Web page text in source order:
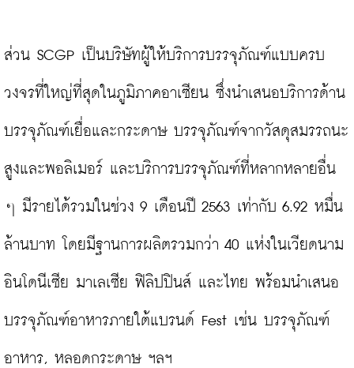
ส่วน SCGP เป็นบริษัทผู้ให้บริการบรรจุภัณฑ์แบบครบ
วงจรที่ใหญ่ที่สุดในภูมิภาคอาเซียน ซึ่งนำเสนอบริการด้าน
บรรจุภัณฑ์เยื่อและกระดาษ บรรจุภัณฑ์จากวัสดุสมรรถนะ
สูงและพอลิเมอร์ และบริการบรรจุภัณฑ์ที่หลากหลายอื่น
ๆ มีรายได้รวมในช่วง 9 เดือนปี 2563 เท่ากับ 6.92 หมื่น
ล้านบาท โดยมีฐานการผลิตรวมกว่า 40 แห่งในเวียดนาม
อินโดนีเซีย มาเลเซีย ฟิลิปปินส์ และไทย พร้อมนำเสนอ
บรรจุภัณฑ์อาหารภายใต้แบรนด์ Fest เช่น บรรจุภัณฑ์
อาหาร, หลอดกระดาษ ฯลฯ